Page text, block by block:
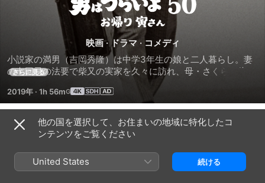
男
は
つ
ら
い
よ
お
映画 · ドラマ · コメディ
小説家の満男（吉岡秀隆）は中学3年生の娘と二人暮らし。妻
の七回忌の法要で柴又の実家を久々に訪れ、母・さくら（倍賞
千恵子）、父・博（前田吟）、昔から付き合いのある人々と昔
話に花を咲かす。それは、騒々しくて楽しかった、伯父・寅次
郎(渥美清)との日々。いつも味方でいてくれた寅さんに長い間
会えず、大人になった満男の心には大きな穴が空いていた。そ
んなある日、書店で行ったサイン会で満男は、初恋の人・イズ
ミ（後藤久美子）と偶然再会する。二人は寅さんの昔の恋人・
リリー（浅丘ルリ子）のもとを訪れるが、そこでリリーから、
寅さんの思いがけない過去を聞かされ・・・
さらに見る
2019年 · 1h 56m
予告編
他の国を選択して、お住まいの地域に特化したコ
ンテンツをご覧ください
United States 続ける